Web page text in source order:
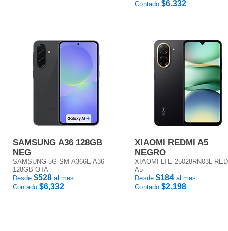
Contado $6,332
SAMSUNG A36 128GB
NEG
SAMSUNG 5G SM-A366E A36
128GB OTA
Desde $528 al mes
Contado $6,332
XIAOMI REDMI A5
NEGRO
XIAOMI LTE 25028RN03L
A5
Desde $184 al mes
Contado $2,198